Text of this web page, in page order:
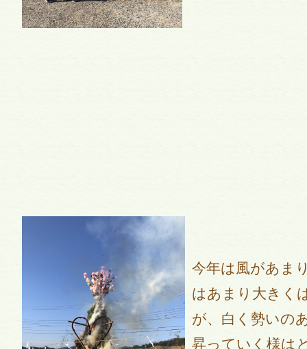
今年は風があま
はあまり大きく
が、白く勢いの
昇っていく様は